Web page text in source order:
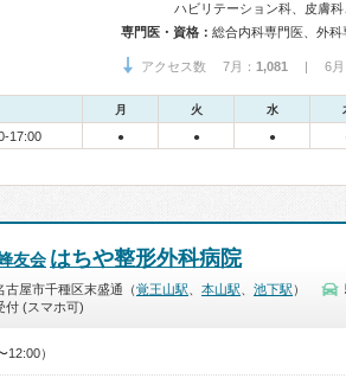
ハビリテーション科、皮膚
専門医・資格：
アクセス数 7月： 1,081 | 6月
月 火 水
17:00 ● ● ●
友会 はちや整形外科病院
古屋市千種区末盛通（覚王山駅 本山駅 池下駅 ）
付 (スマホ可)
12:00）